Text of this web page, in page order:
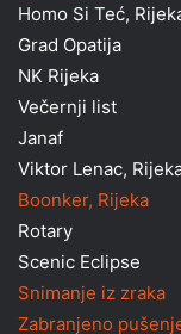
Homo Si Teć,
Grad Opatija
NK Rijeka
Večernji list
Janaf
Viktor Lenac,
Boonker, Rijeka
Rotary
Scenic Eclipse
Snimanje iz zraka
Zabranjeno